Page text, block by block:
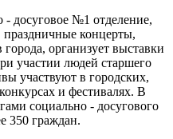
№1 отделение,
праздничные концерты,
организует выставки
участии людей старшего
участвуют в городских,
и фестивалях. В
социально - досугового
350 граждан.